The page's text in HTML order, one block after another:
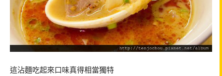
這沾麵吃起來口味真得相當獨特